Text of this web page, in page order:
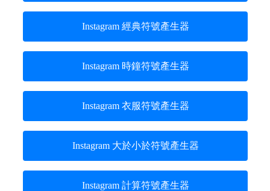
Instagram 經典符號產生器
Instagram 時鐘符號產生器
Instagram 衣服符號產生器
Instagram 大於小於符號產生器
Instagram 計算符號產生器